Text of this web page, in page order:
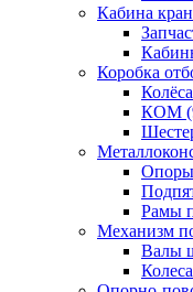
Кабина
Коробка
КОМ
Рамы
Механизм
Валы